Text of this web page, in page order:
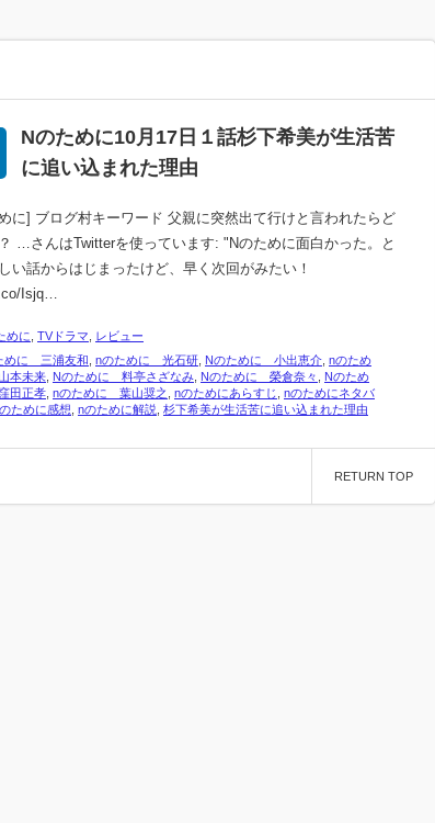
Nのために10月17日１話杉下希美が生活苦
に追い込まれた理由
に] ブログ村キーワード 父親に突然出て行けと言われたらど
…さんはTwitterを使っています: "Nのために面白かった。と
い話からはじまったけど、早く次回がみたい！
Isjq…
めに TVドラマ
レビュー
めに 三浦友和 nのために 光石研 Nのために 小出恵介 nのため
本未来 Nのために 料亭さざなみ Nのために 榮倉奈々
Nのため
田正孝 nのために 葉山奨之 nのためにあらすじ
nのためにネタバ
ために感想 nのために解説 杉下希美が生活苦に追い込まれた理由
RETURN TOP